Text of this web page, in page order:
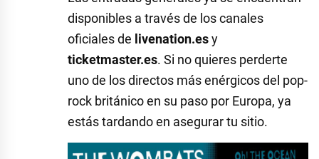
disponibles a través de los canales
oficiales de livenation.esy
ticketmaster.es. Si no quieres perderte
uno de los directos más enérgicos del pop-
rock británico en su paso por Europa, ya
estás tardando en asegurar tu sitio.